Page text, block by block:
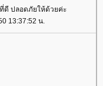
ที่ดี ปลอดภัยให้ด้วยค่ะ
13:37:52 น.